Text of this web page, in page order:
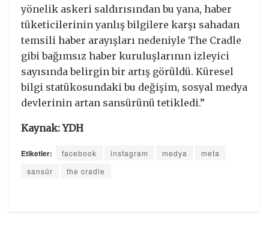
yönelik askeri saldırısından bu yana, haber
tüketicilerinin yanlış bilgilere karşı sahadan
temsili haber arayışları nedeniyle The Cradle
gibi bağımsız haber kuruluşlarının izleyici
sayısında belirgin bir artış görüldü. Küresel
bilgi statükosundaki bu değişim, sosyal medya
devlerinin artan sansürünü tetikledi.”
Kaynak: YDH
Etiketler: facebook instagram medya
meta
sansür
the cradle